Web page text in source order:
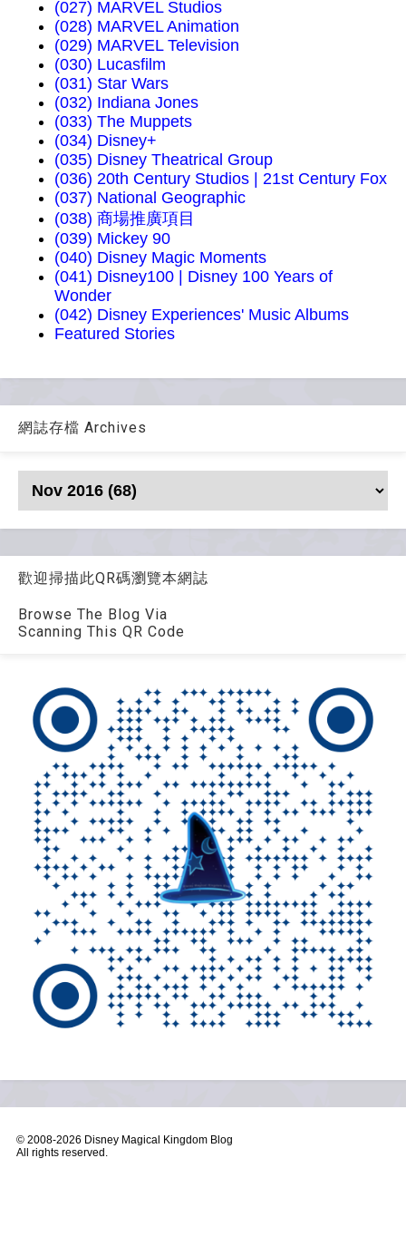
(027) MARVEL Studios
(028) MARVEL Animation
(029) MARVEL Television
(030) Lucasfilm
(031) Star Wars
(032) Indiana Jones
(033) The Muppets
(034) Disney+
(035) Disney Theatrical Group
(036) 20th Century Studios | 21st Century Fox
(037) National Geographic
(038) 商場推廣項目
(039) Mickey 90
(040) Disney Magic Moments
(041) Disney100 | Disney 100 Years of
Wonder
(042) Disney Experiences' Music Albums
Featured Stories
網誌存檔 Archives
歡迎掃描此QR碼瀏覽本網誌
Browse The Blog Via
Scanning This QR Code
© 2008-2026 Disney Magical Kingdom Blog
All rights reserved.